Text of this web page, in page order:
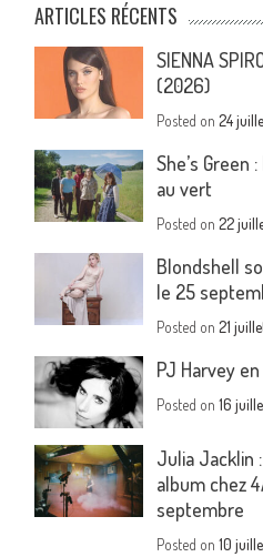
ARTICLES RÉCENTS
SIENNA
(2026)
Posted on24
She’s Green
au vert
Posted on22
Blondshell
le 25
Posted on21
PJ Harvey
Posted on16
Julia Jacklin
album chez
septembre
Posted on10